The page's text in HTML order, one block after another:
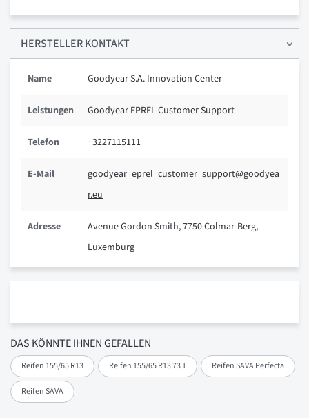
DAS KÖNNTE IHNEN GEFALLEN
Reifen 155/65 R13 Reifen 155/65 R13 73 T Reifen SAVA Perfecta
Reifen SAVA
HERSTELLER KONTAKT
Name Goodyear S.A. Innovation Center
Leistungen Goodyear EPREL Customer Support
Telefon +3227115111
E-Mail
goodyear_eprel_customer_support@goodyea
r.eu
Adresse
Avenue Gordon Smith, 7750 Colmar-Berg,
Luxemburg